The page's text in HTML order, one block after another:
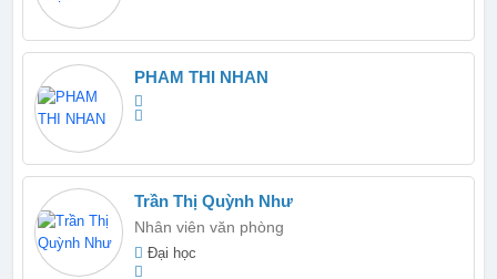
PHAM THI NHAN
Trần Thị Quỳnh Như
Nhân viên văn phòng
Đại học